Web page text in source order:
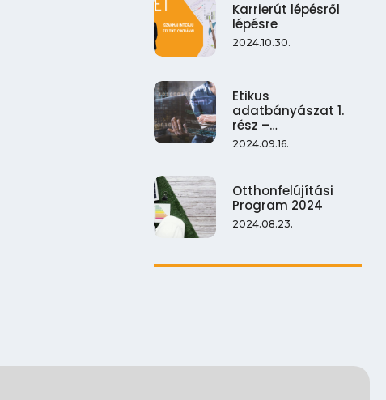
Karrierút lépésről
lépésre
2024.10.30.
Etikus
adatbányászat 1.
rész –…
2024.09.16.
Otthonfelújítási
Program 2024
2024.08.23.